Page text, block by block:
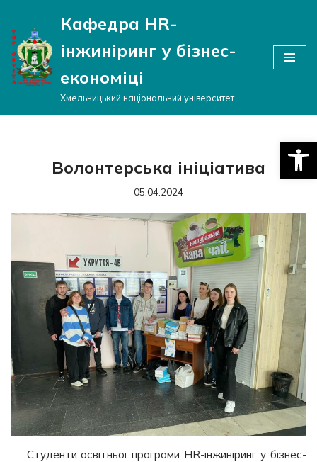
Перейти
до
вмісту
Кафедра HR-
інжиніринг у бізнес-
економіці
Хмельницький національний університет
Волонтерська ініціатива
05.04.2024
Студенти освітньої програми HR-інжиніринг у бізнес-